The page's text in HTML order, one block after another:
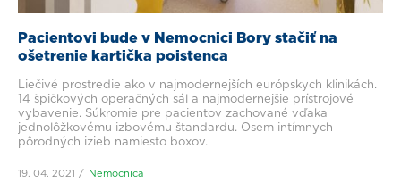
Pacientovi bude v Nemocnici Bory stačiť na
ošetrenie kartička poistenca
Liečivé prostredie ako v najmodernejších európskych klinikách.
14 špičkových operačných sál a najmodernejšie prístrojové
vybavenie. Súkromie pre pacientov zachované vďaka
jednolôžkovému izbovému štandardu. Osem intímnych
pôrodných izieb namiesto boxov.
19. 04. 2021 Nemocnica